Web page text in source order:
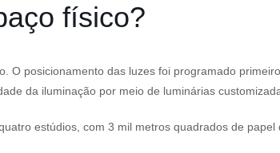
físico?
O posicionamento das luzes foi programado
da iluminação por meio de luminárias
estúdios, com 3 mil metros quadrados de